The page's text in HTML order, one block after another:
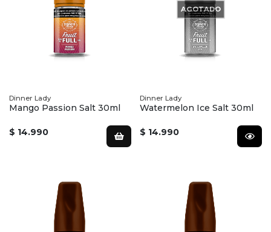
Dinner Lady
Mango Passion Salt 30ml
$ 14.990
AGOTADO
Dinner Lady
Watermelon Ice Salt 30ml
$ 14.990